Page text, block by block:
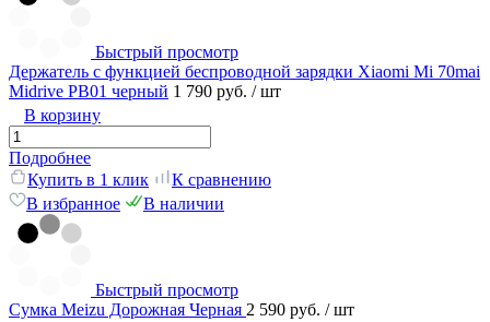
Быстрый просмотр
Держатель с функцией беспроводной зарядки Xiaomi Mi 70mai
Midrive PB01 черный 1 790 руб. / шт
В корзину
Подробнее
Купить в 1 клик
К сравнению
В избранное
В наличии
Быстрый просмотр
Сумка Meizu Дорожная Черная 2 590 руб. / шт